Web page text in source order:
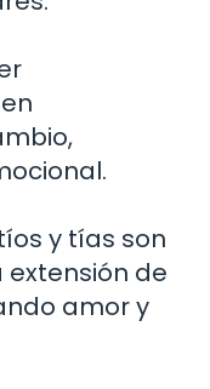
y tías son
de
amor y